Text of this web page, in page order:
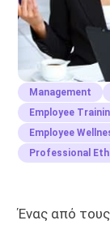
Management
Employee
Employee
Professional
Ένας από